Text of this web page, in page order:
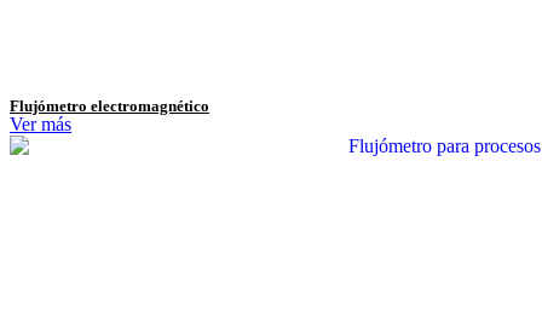
Flujómetro electromagnético
Ver más